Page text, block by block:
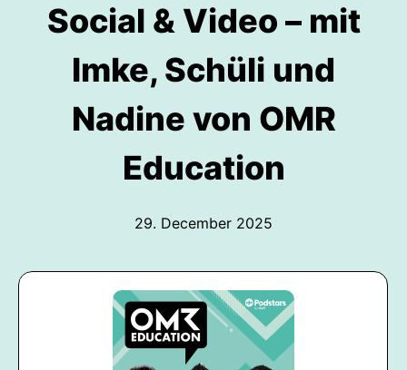
Social & Video – mit
Imke, Schüli und
Nadine von OMR
Education
29. December 2025